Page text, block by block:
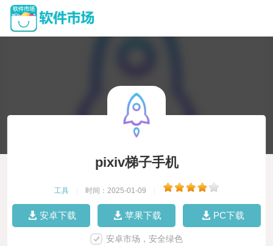
pixiv梯子手机
工具 时间：2025-01-09
安卓下载 苹果下载 PC下载
安卓市场，安全绿色